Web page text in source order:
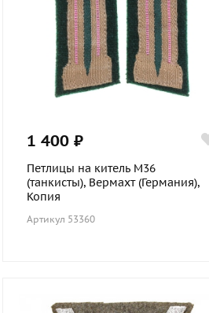
1 400 ₽
Петлицы на китель М36
(танкисты), Вермахт (Германия),
Копия
Артикул 53360